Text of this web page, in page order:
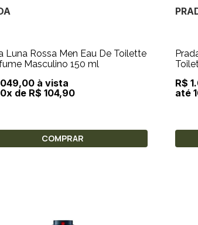
Luna Rossa Men Eau De Toilette
Masculino 150 ml
à vista
de R$ 104,90
COMPRAR
R$
até